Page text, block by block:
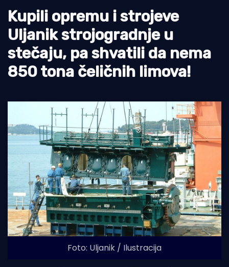
Ribolov
Ekologija
Tradicija i kultura
Kupili opremu i strojeve
Uljanik strojogradnje u
stečaju, pa shvatili da nema
850 tona čeličnih limova!
Foto: Uljanik / Ilustracija